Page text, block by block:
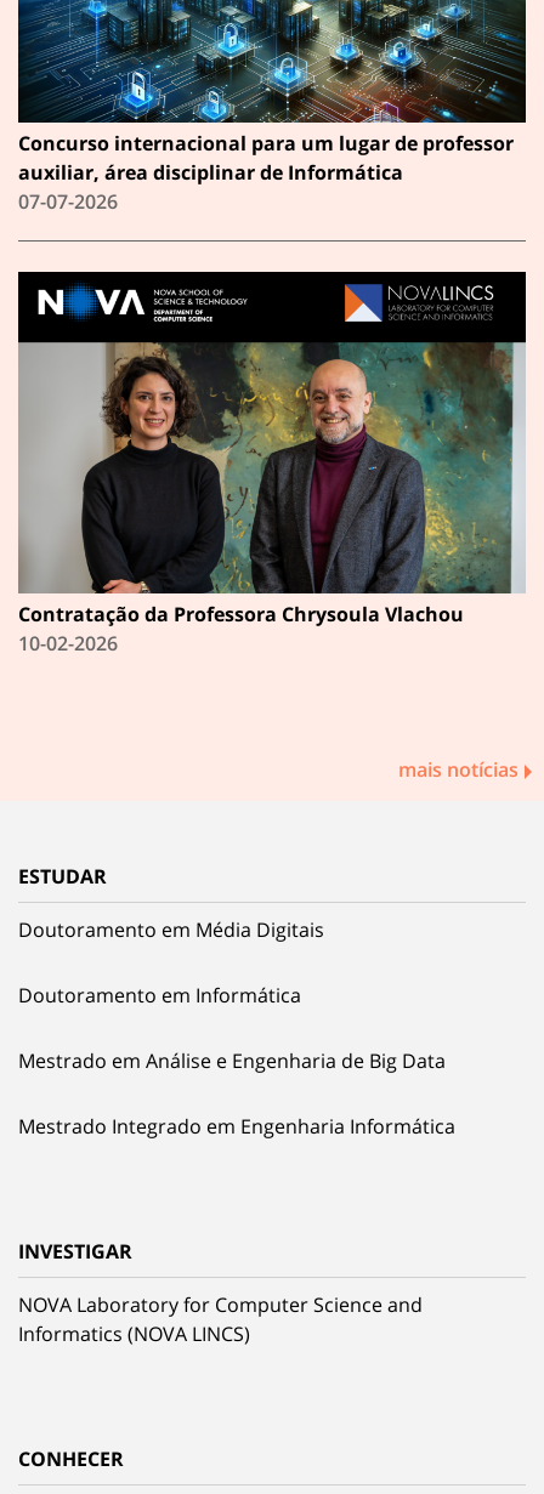
Concurso internacional para um lugar de professor
auxiliar, área disciplinar de Informática
07-07-2026
Contratação da Professora Chrysoula Vlachou
10-02-2026
mais notícias
ESTUDAR
Doutoramento em Média Digitais
Doutoramento em Informática
Mestrado em Análise e Engenharia de Big Data
Mestrado Integrado em Engenharia Informática
INVESTIGAR
NOVA Laboratory for Computer Science and
Informatics (NOVA LINCS)
CONHECER